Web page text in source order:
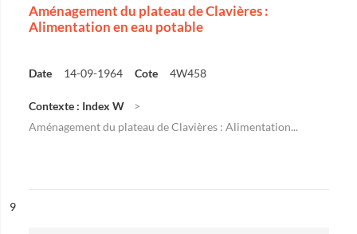
Aménagement du plateau de Clavières :
Alimentation en eau potable
Date 14-09-1964 Cote 4W458
Contexte : Index W
Aménagement du plateau de Clavières : Alimentation...
n°
9